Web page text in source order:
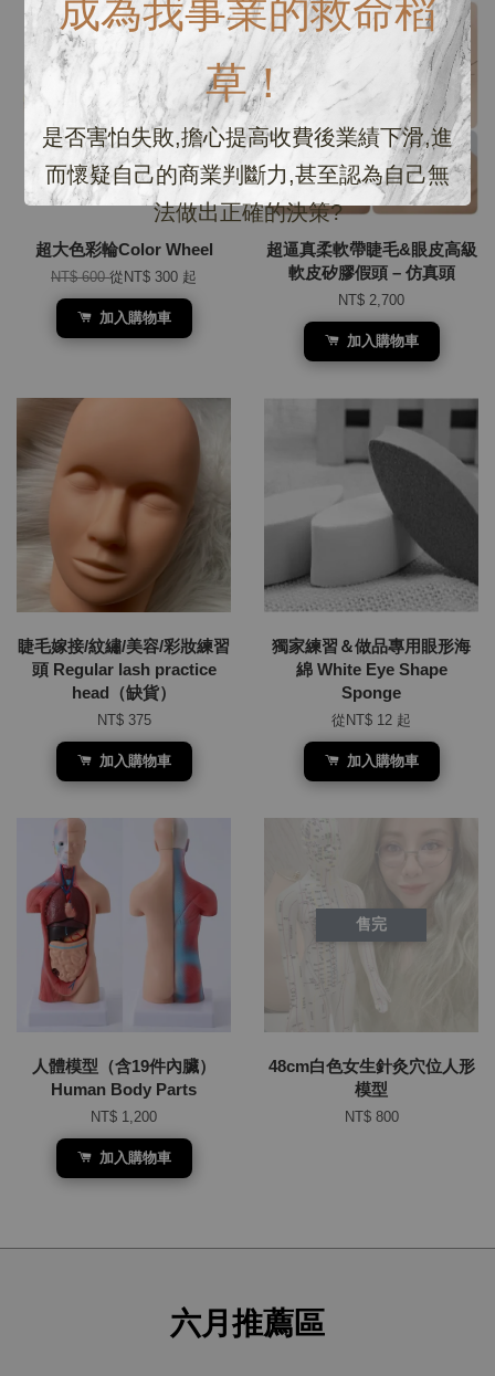
成為我事業的救命稻
草！
是否害怕失敗,擔心提高收費後業績下滑,進
而懷疑自己的商業判斷力,甚至認為自己無
法做出正確的決策?
優惠
超大色彩輪Color Wheel
NT$ 600從 NT$ 300 起
加入購物車
超逼真柔軟帶睫毛&眼皮高級
軟皮矽膠假頭 – 仿真頭
NT$ 2,700
加入購物車
睫毛嫁接/紋繡/美容/彩妝練習
頭 Regular lash practice
head（缺貨）
NT$ 375
加入購物車
獨家練習＆做品專用眼形海
綿 White Eye Shape
Sponge
從 NT$ 12 起
加入購物車
人體模型（含19件內臟）
Human Body Parts
NT$ 1,200
加入購物車
售完
48cm白色女生針灸穴位人形
模型
NT$ 800
六月推薦區